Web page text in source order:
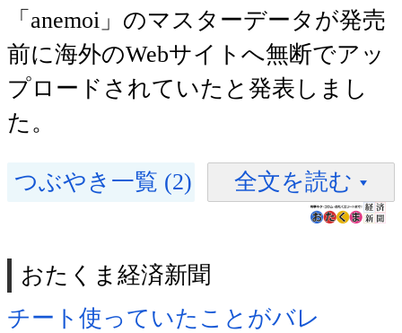
「anemoi」のマスターデータが発売
前に海外のWebサイトへ無断でアッ
プロードされていたと発表しまし
た。
つぶやき一覧 (2) 全文を読む
おたくま経済新聞
チート使っていたことがバレ